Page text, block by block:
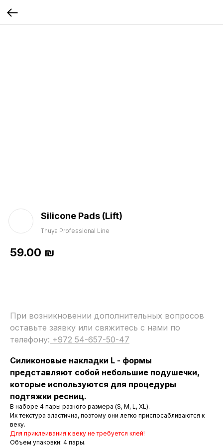
Silicone Pads (Lift)
Thuya Professional Line
59.00 ₪
При возникновении дополнительных вопросов
оставьте заявку или свяжитесь с нами по
телефону: +972 54-657-50-47
Силиконовые накладки L - формы
представляют собой небольшие подушечки,
которые используются для процедуры
подтяжки ресниц.
В наборе 4 пары разного размера (S, M, L, XL).
Их текстура эластична, поэтому они легко приспосабливаются к
веку.
Для приклеивания к веку не требуется клей!
Объем упаковки: 4 пары.